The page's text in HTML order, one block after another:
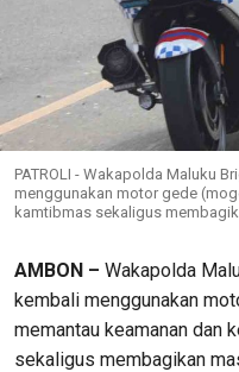
PATROLI - Wakapolda Maluku
menggunakan motor gede
kamtibmas sekaligus
AMBON – Wakapolda
kembali menggunakan
memantau keamanan dan
sekaligus membagikan